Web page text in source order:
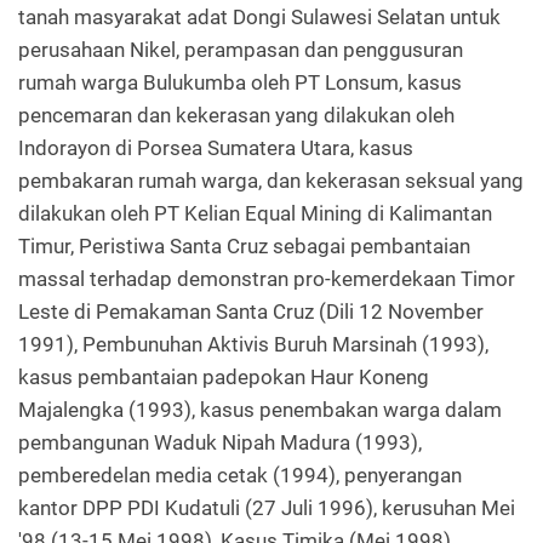
tanah masyarakat adat Dongi Sulawesi Selatan untuk
perusahaan Nikel, perampasan dan penggusuran
rumah warga Bulukumba oleh PT Lonsum, kasus
pencemaran dan kekerasan yang dilakukan oleh
Indorayon di Porsea Sumatera Utara, kasus
pembakaran rumah warga, dan kekerasan seksual yang
dilakukan oleh PT Kelian Equal Mining di Kalimantan
Timur, Peristiwa Santa Cruz sebagai pembantaian
massal terhadap demonstran pro-kemerdekaan Timor
Leste di Pemakaman Santa Cruz (Dili 12 November
1991), Pembunuhan Aktivis Buruh Marsinah (1993),
kasus pembantaian padepokan Haur Koneng
Majalengka (1993), kasus penembakan warga dalam
pembangunan Waduk Nipah Madura (1993),
pemberedelan media cetak (1994), penyerangan
kantor DPP PDI Kudatuli (27 Juli 1996), kerusuhan Mei